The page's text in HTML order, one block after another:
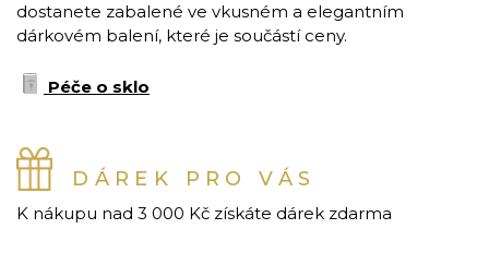
dostanete zabalené ve vkusném a elegantním
dárkovém balení, které je součástí ceny.
Péče o sklo
DÁREK PRO VÁS
K nákupu nad 3 000 Kč získáte dárek zdarma